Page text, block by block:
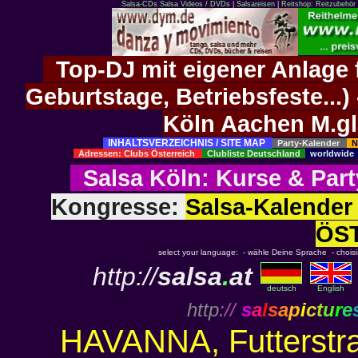
Salsa-CDs Salsa Videos / DVDs| Salsareisen| Reitshop:
Top-DJ mit eigener
Geburtstage,
Köln Aachen
INHALTSVERZEICHNIS / SITE MAP Party-Kalender
Adressen: Clubs Österreich
Clubliste Deutschland worldwide
Salsa Köln: Kurse &
Kongresse: Salsa-
select your language: - wähle Deine Sprache -
http://salsa.at deutsch English
http:// salsapicture
HAVANNA,